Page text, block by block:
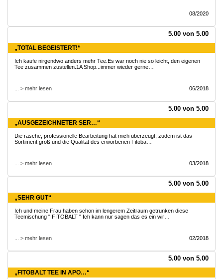
08/2020
5.00 von 5.00
„TOTAL BEGEISTERT!“
Ich kaufe nirgendwo anders mehr Tee.Es war noch nie so leicht, den eigenen
Tee zusammen zustellen.1A Shop...immer wieder gerne…
... > mehr lesen 06/2018
5.00 von 5.00
„AUSGEZEICHNETER SER…“
Die rasche, professionelle Bearbeitung hat mich überzeugt, zudem ist das
Sortiment groß und die Qualität des erworbenen Fitoba…
... > mehr lesen 03/2018
5.00 von 5.00
„SEHR GUT“
Ich und meine Frau haben schon im lengerem Zeitraum getrunken diese
Teemischung " FITOBALT " Ich kann nur sagen das es ein wir…
... > mehr lesen 02/2018
5.00 von 5.00
„FITOBALT TEE IN APO…“